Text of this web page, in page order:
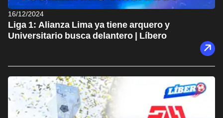
16/12/2024
Liga 1: Alianza Lima ya tiene arquero y
Universitario busca delantero | Líbero